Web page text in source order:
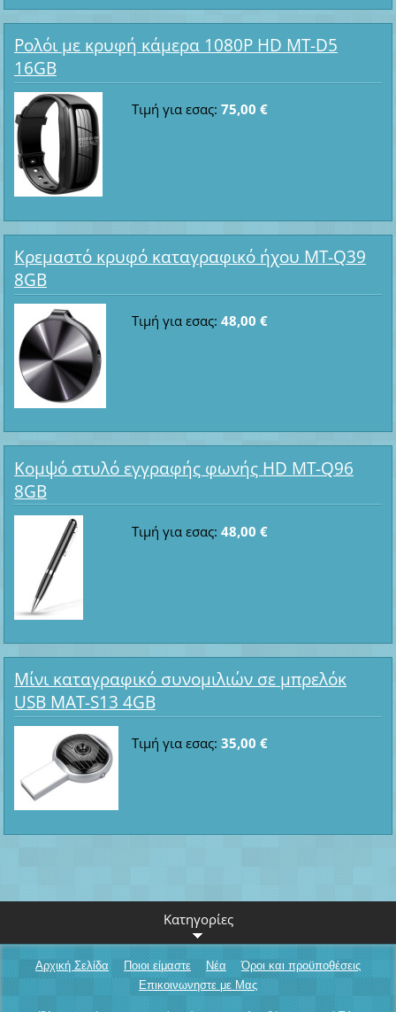
Ρολόι με κρυφή κάμερα 1080P HD MT-D5
16GB
Τιμή για εσας: 75,00 €
Κρεμαστό κρυφό καταγραφικό ήχου MT-Q39
8GB
Τιμή για εσας: 48,00 €
Κομψό στυλό εγγραφής φωνής HD MT-Q96
8GB
Τιμή για εσας: 48,00 €
Μίνι καταγραφικό συνομιλιών σε μπρελόκ
USB MAT-S13 4GB
Τιμή για εσας: 35,00 €
Κατηγορίες
Αρχική Σελίδα Ποιοι είμαστε Νέα
Όροι και προϋποθέσεις
Επικοινωνηστε με Μας